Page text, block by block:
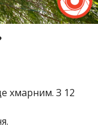
хмарним. З 12